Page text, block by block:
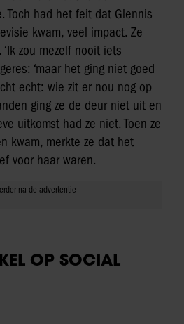
Toch had het feit dat Glennis
kwam, veel impact. Ze
zou mezelf nooit iets
‘maar het ging niet goed
echt: wie zit er nou nog op
ging ze de deur niet uit en
uitkomst had ze niet. Toen ze
kwam, merkte ze dat het
voor haar waren.
OP SOCIAL